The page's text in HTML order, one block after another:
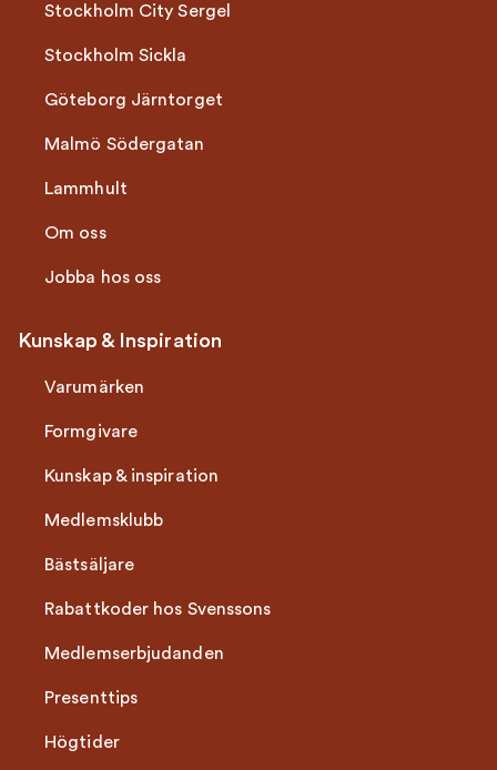
Stockholm City Sergel
Stockholm Sickla
Göteborg Järntorget
Malmö Södergatan
Lammhult
Om oss
Jobba hos oss
Kunskap & Inspiration
Varumärken
Formgivare
Kunskap & inspiration
Medlemsklubb
Bästsäljare
Rabattkoder hos Svenssons
Medlemserbjudanden
Presenttips
Högtider